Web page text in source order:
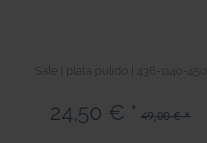
Sale | plata pulido | 436-1140-450
24,50 € * 49,00 € *